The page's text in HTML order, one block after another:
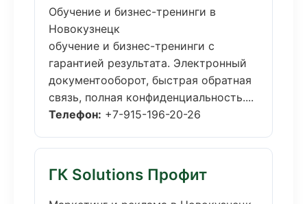
Обучение и бизнес-тренинги в
Новокузнецк
обучение и бизнес-тренинги с
гарантией результата. Электронный
документооборот, быстрая обратная
связь, полная конфиденциальность....
Телефон: +7-915-196-20-26
ГК Solutions Профит